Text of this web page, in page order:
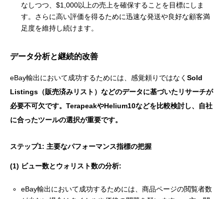
なしつつ、$1,000以上の売上を確保することを目標にしま
す。さらに高い評価を得るために迅速な発送や良好な顧客満
足度を維持し続けます。
データ分析と継続的改善
eBay輸出において成功するためには、感覚頼りではなく Sold
Listings（販売済みリスト）などのデータに基づいたリサーチが
必要不可欠です。TerapeakやHelium10などを比較検討し、自社
に合ったツールの選択が重要です。
ステップ1: 主要なパフォーマンス指標の把握
(1) ビュー数とウォリスト数の分析:
eBay輸出において成功するためには、商品ページの閲覧者数